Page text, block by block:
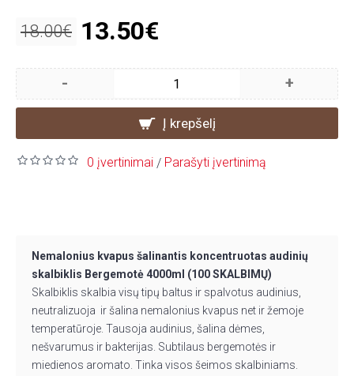
18.00€ 13.50€
- +
Į krepšelį
0 įvertinimai / Parašyti įvertinimą
Nemalonius kvapus šalinantis koncentruotas audinių
skalbiklis Bergemotė 4000ml (100 SKALBIMŲ)
Skalbiklis skalbia visų tipų baltus ir spalvotus audinius,
neutralizuoja ir šalina nemalonius kvapus net ir žemoje
temperatūroje. Tausoja audinius, šalina dėmes,
nešvarumus ir bakterijas. Subtilaus bergemotės ir
miedienos aromato. Tinka visos šeimos skalbiniams.